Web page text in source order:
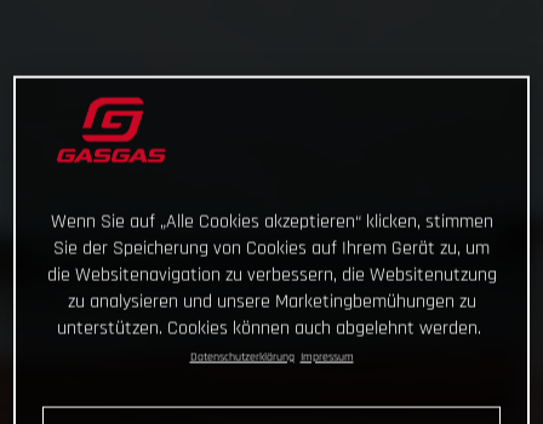
Wenn Sie auf „Alle Cookies akzeptieren“ klicken, stimmen
Sie der Speicherung von Cookies auf Ihrem Gerät zu, um
die Websitenavigation zu verbessern, die Websitenutzung
zu analysieren und unsere Marketingbemühungen zu
unterstützen. Cookies können auch abgelehnt werden.
Datenschutzerklärung Impressum